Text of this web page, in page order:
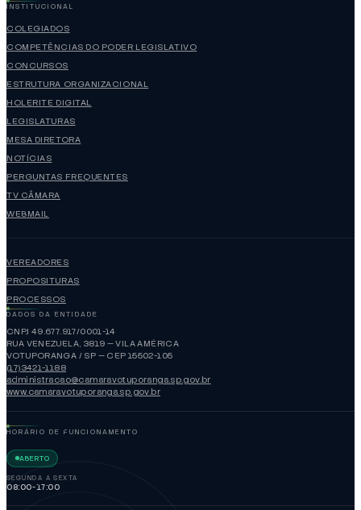
INSTITUCIONAL
COLEGIADOS
COMPETÊNCIAS DO PODER LEGISLATIVO
CONCURSOS
ESTRUTURA ORGANIZACIONAL
HOLERITE DIGITAL
LEGISLATURAS
MESA DIRETORA
NOTÍCIAS
PERGUNTAS FREQUENTES
TV CÂMARA
WEBMAIL
VEREADORES
PROPOSITURAS
PROCESSOS
DADOS DA ENTIDADE
CNPJ 49.677.917/0001-14
RUA VENEZUELA, 3819 — VILA AMÉRICA
VOTUPORANGA / SP — CEP 15502-105
(17)3421-1188
administracao@camaravotuporanga.sp.gov.br
www.camaravotuporanga.sp.gov.br
HORÁRIO DE FUNCIONAMENTO
ABERTO
SEGUNDA A SEXTA
08:00-17:00